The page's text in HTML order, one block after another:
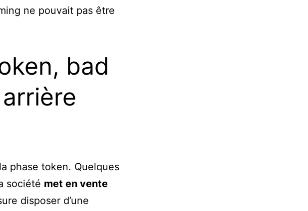
ne pouvait pas être
bad
phase token. Quelques
société met en vente
disposer d’une